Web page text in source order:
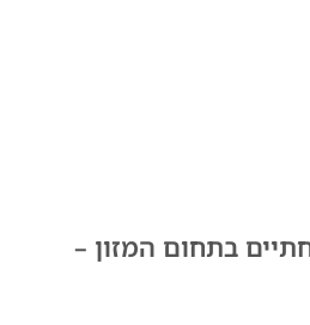
בתחום המזון –